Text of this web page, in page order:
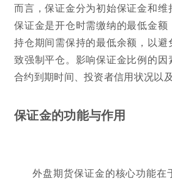
而言，保证金分为初始保证金和
保证金是开仓时需缴纳的最低金额
持仓期间需保持的最低余额，以避
致强制平仓。影响保证金比例的因
合约到期时间、投资者信用状况以
保证金的功能与作用
外盘期货保证金的核心功能在